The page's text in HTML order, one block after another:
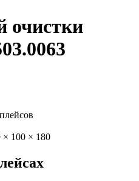
очистки
× 100 × 180